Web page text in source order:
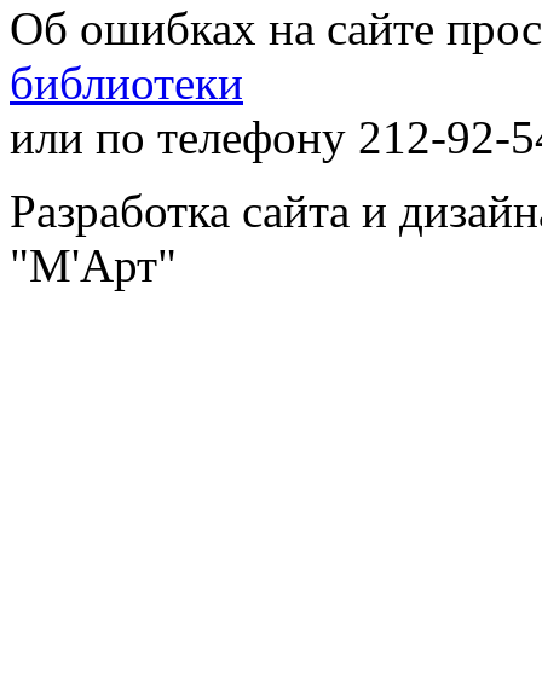
Об ошибках на сайте
библиотеки
или по телефону 212-92-
Разработка сайта и
"М'Арт"